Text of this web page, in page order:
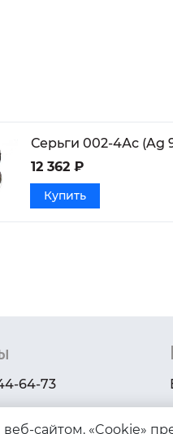
Серьги 002-4Ас (Ag
12 362 ₽
Купить
64-73
сайтом. «Cookie»